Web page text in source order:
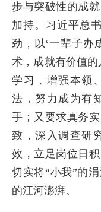
步与突破性的成
加持。习近平总
劲，以‘一辈子办
术，成就有价值
学习，增强本领
法，努力成为有
手；又要求真务
致，深入调查研
效，立足岗位日
切实将“小我”的
的江河澎湃。